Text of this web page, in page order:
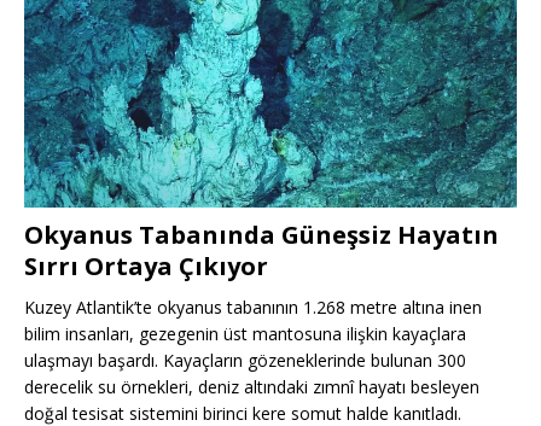
Okyanus Tabanında Güneşsiz Hayatın
Sırrı Ortaya Çıkıyor
Kuzey Atlantik’te okyanus tabanının 1.268 metre altına inen
bilim insanları, gezegenin üst mantosuna ilişkin kayaçlara
ulaşmayı başardı. Kayaçların gözeneklerinde bulunan 300
derecelik su örnekleri, deniz altındaki zımnî hayatı besleyen
doğal tesisat sistemini birinci kere somut halde kanıtladı.